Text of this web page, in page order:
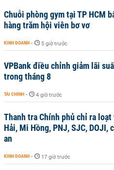
Chuỗi phòng gym tại TP HCM
hàng trăm hội viên bơ vơ
KINH DOANH - 5 giờ trước
VPBank điều chỉnh giảm lãi
trong tháng 8
TÀI CHÍNH - 4 giờ trước
Thanh tra Chính phủ chỉ ra
Hải, Mi Hồng, PNJ, SJC, DOJI,
an
KINH DOANH - 17 giờ trước